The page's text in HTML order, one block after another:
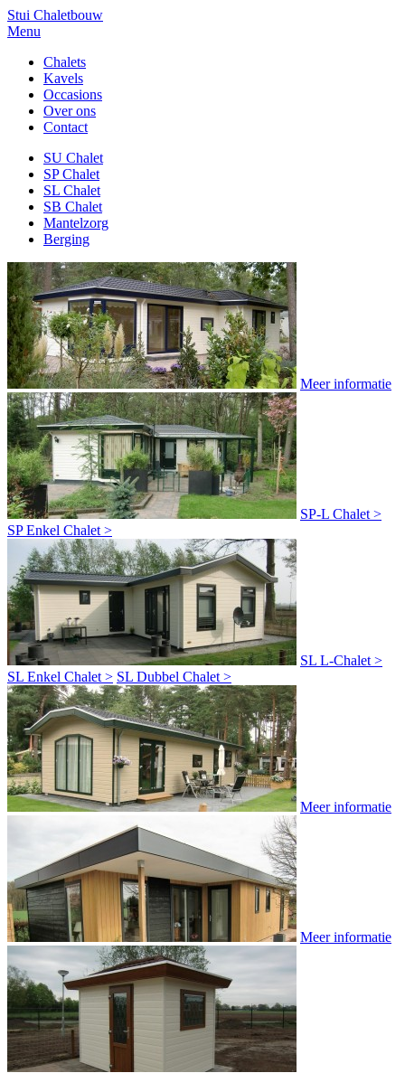
Stui Chaletbouw
Menu
Chalets
Kavels
Occasions
Over ons
Contact
SU Chalet
SP Chalet
SL Chalet
SB Chalet
Mantelzorg
Berging
Meer informatie
SP-L Chalet >
SP Enkel Chalet >
SL L-Chalet >
SL Enkel Chalet > SL Dubbel Chalet >
Meer informatie
Meer informatie